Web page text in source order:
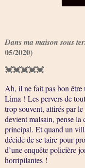
Dans ma maison sous
05/2020)
💓💓💓💓💓
Ah, il ne fait pas bon être
Lima ! Les pervers de
trop souvent, attirés par
devient malsain, pense la
principal. Et quand un
décide de se taire pour
d’une enquête policière
horripilantes !